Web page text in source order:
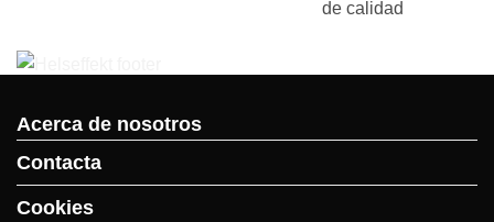
de calidad
Acerca de nosotros
Contacta
Cookies